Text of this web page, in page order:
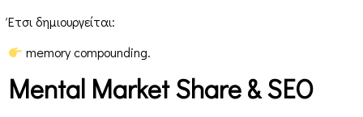
Έτσι δημιουργείται:
memory compounding.
Mental MarketShare&SEO